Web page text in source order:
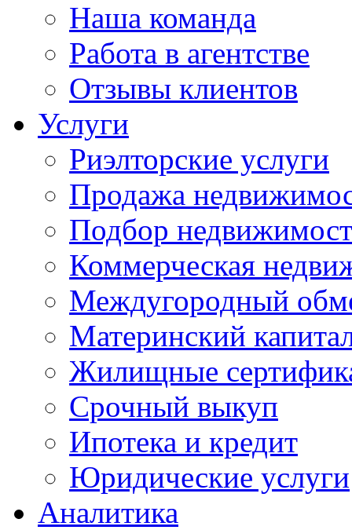
Наша команда
Работа в агентстве
Отзывы клиентов
Услуги
Риэлторские услуги
Продажа
Подбор
Коммерческая
Междугородный
Материнский
Жилищные
Срочный выкуп
Ипотека и кредит
Юридические услуги
Аналитика